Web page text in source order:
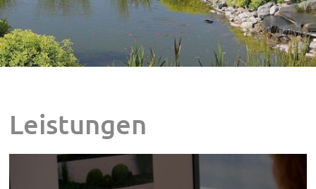
Leistungen